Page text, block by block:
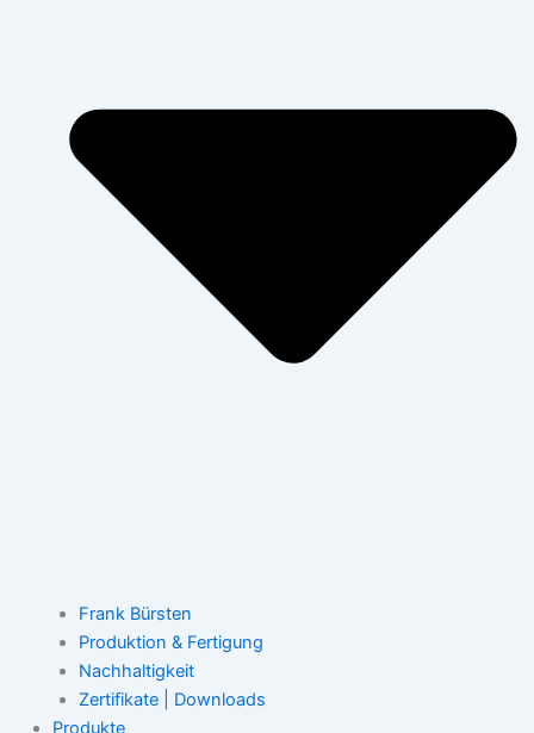
Frank Bürsten
Produktion & Fertigung
Nachhaltigkeit
Zertifikate | Downloads
Produkte